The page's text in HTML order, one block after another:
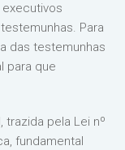
Para
das testemunhas
para que
trazida pela Lei nº
fundamental